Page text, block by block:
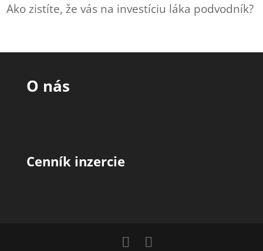
Ako zistíte, že vás na investíciu láka podvodník?
O nás
Cenník inzercie